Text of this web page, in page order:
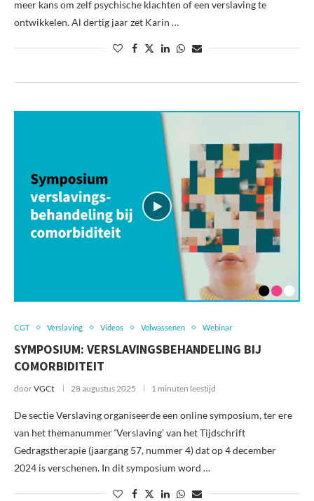
meer kans om zelf psychische klachten of een verslaving te
ontwikkelen. Al dertig jaar zet Karin …
CGT Verslaving Videos Volwassenen Webinar
SYMPOSIUM: VERSLAVINGSBEHANDELING BIJ
COMORBIDITEIT
doorVGCt 28 augustus 2025 1 minuten leestijd
De sectie Verslaving organiseerde een online symposium, ter ere
van het themanummer ‘Verslaving’ van het Tijdschrift
Gedragstherapie (jaargang 57, nummer 4) dat op 4 december
2024 is verschenen. In dit symposium word …